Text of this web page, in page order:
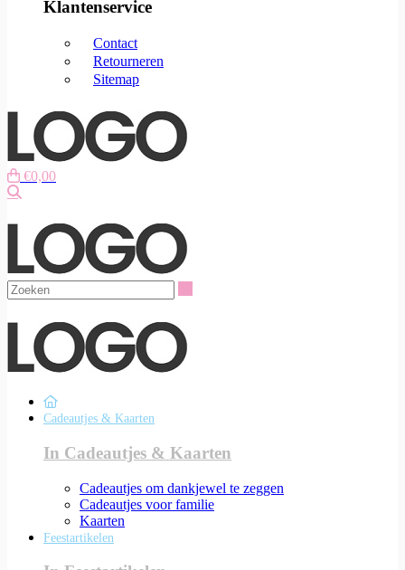
Klantenservice
Contact
Retourneren
Sitemap
€0,00
Cadeautjes & Kaarten
In Cadeautjes & Kaarten
Cadeautjes om dankjewel te zeggen
Cadeautjes voor familie
Kaarten
Feestartikelen